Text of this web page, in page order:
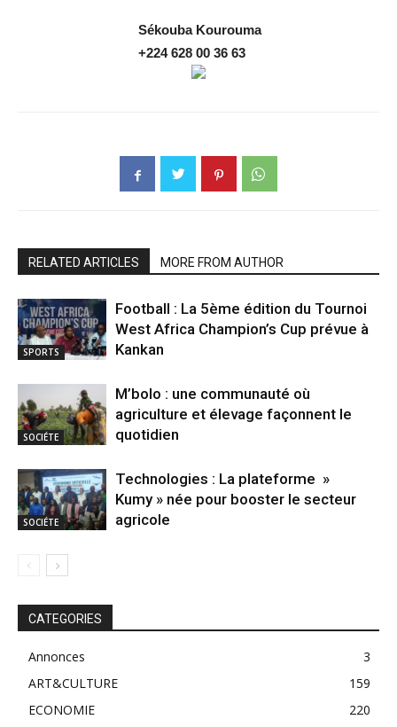
Sékouba Kourouma
+224 628 00 36 63
RELATED ARTICLES MORE FROM AUTHOR
SPORTS
Football : La 5ème édition du Tournoi
West Africa Champion’s Cup prévue à
Kankan
SOCIÉTE
M’bolo : une communauté où
agriculture et élevage façonnent le
quotidien
SOCIÉTE
Technologies : La plateforme »
Kumy » née pour booster le secteur
agricole
CATEGORIES
Annonces
3
ART&CULTURE
159
ECONOMIE
220